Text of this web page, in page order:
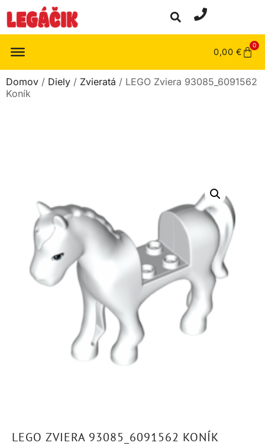
0,00 €
0
Domov / Diely / Zvieratá / LEGO Zviera 93085_6091562
Koník
LEGO ZVIERA 93085_6091562 KONÍK